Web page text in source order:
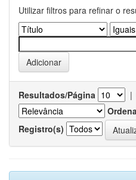
Utilizar filtros para refinar o
Resultados/Página |
Registro(s)